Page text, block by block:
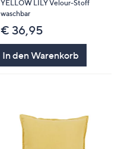
YELLOW LILY Velour-Stoff
waschbar
€ 36,95
In den Warenkorb